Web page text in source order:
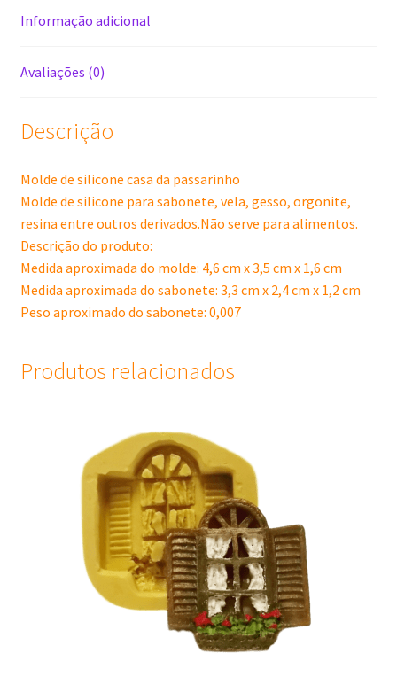
Informação adicional
Avaliações (0)
Descrição
Molde de silicone casa da passarinho
Molde de silicone para sabonete, vela, gesso, orgonite,
resina entre outros derivados.Não serve para alimentos.
Descrição do produto:
Medida aproximada do molde: 4,6 cm x 3,5 cm x 1,6 cm
Medida aproximada do sabonete: 3,3 cm x 2,4 cm x 1,2 cm
Peso aproximado do sabonete: 0,007
Produtos relacionados